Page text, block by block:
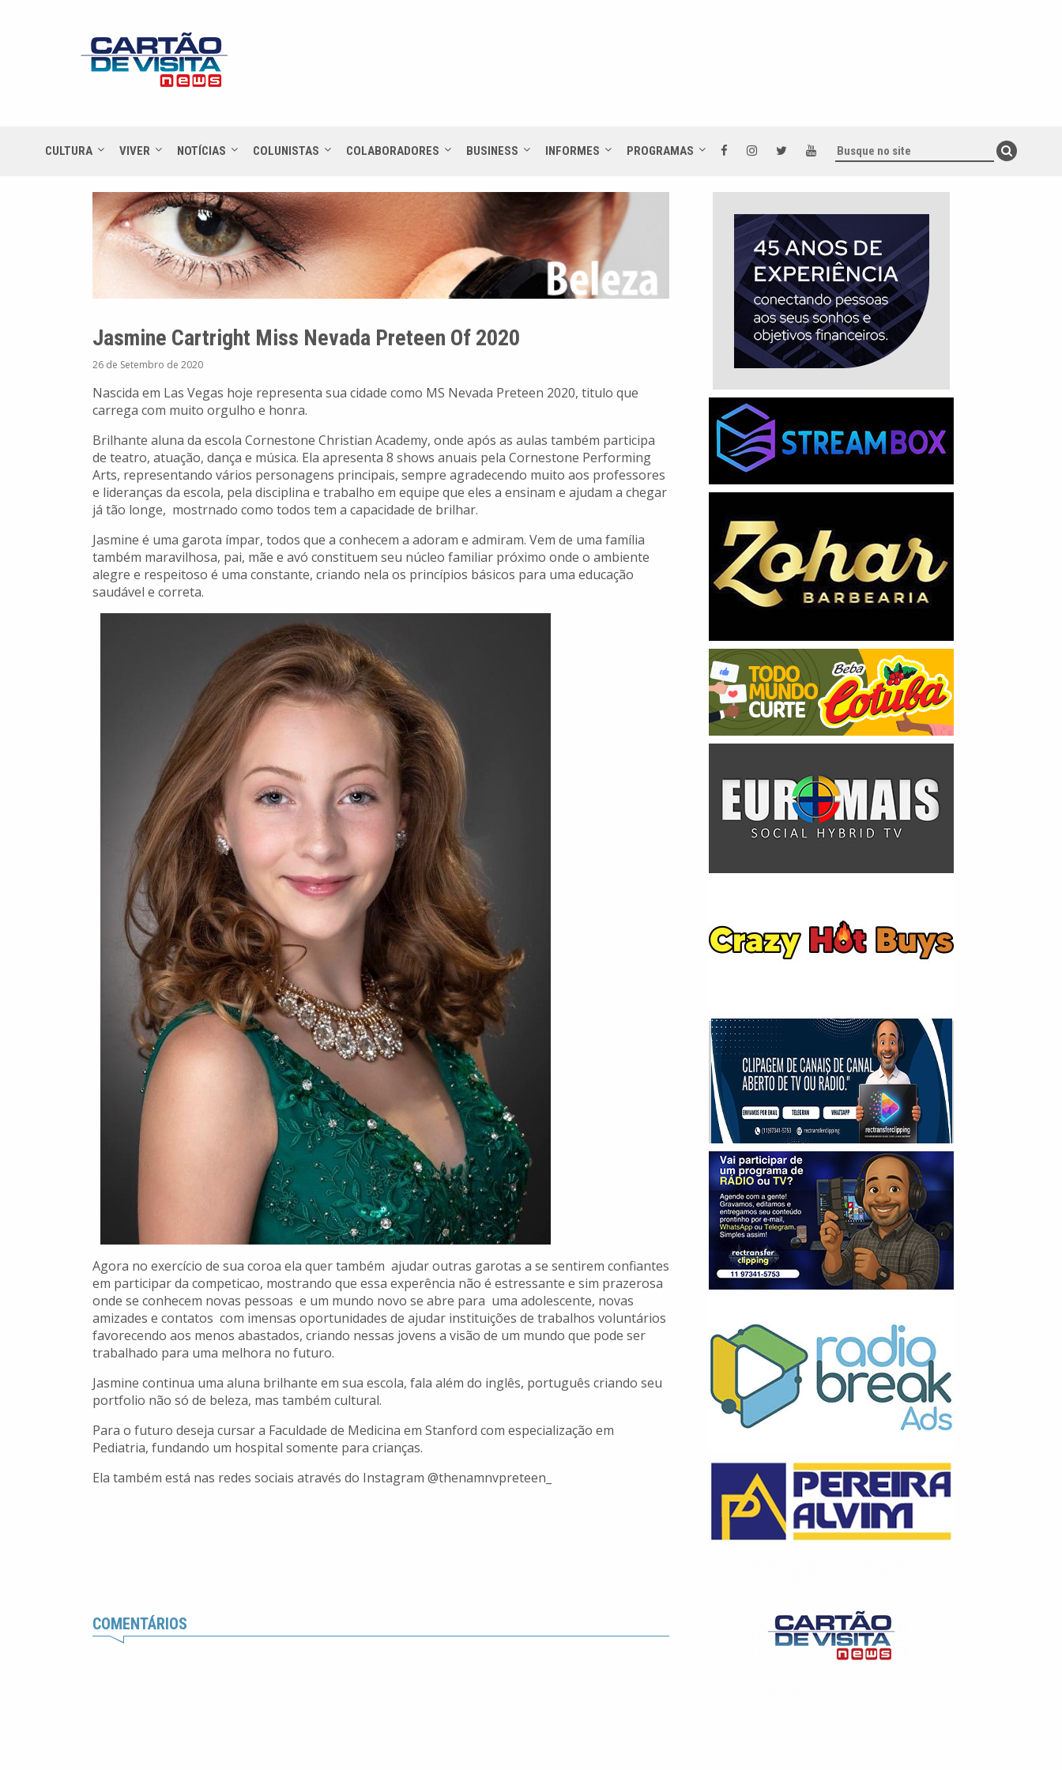
CULTURA VIVER NOTÍCIAS COLUNISTAS COLABORADORES BUSINESS INFORMES PROGRAMAS
Jasmine Cartright Miss Nevada Preteen Of 2020
26 de Setembro de 2020
Nascida em Las Vegas hoje representa sua cidade como MS Nevada Preteen 2020, titulo que
carrega com muito orgulho e honra.
Brilhante aluna da escola Cornestone Christian Academy, onde após as aulas também participa
de teatro, atuação, dança e música. Ela apresenta 8 shows anuais pela Cornestone Performing
Arts, representando vários personagens principais, sempre agradecendo muito aos professores
e lideranças da escola, pela disciplina e trabalho em equipe que eles a ensinam e ajudam a chegar
já tão longe, mostrnado como todos tem a capacidade de brilhar.
Jasmine é uma garota ímpar, todos que a conhecem a adoram e admiram. Vem de uma família
também maravilhosa, pai, mãe e avó constituem seu núcleo familiar próximo onde o ambiente
alegre e respeitoso é uma constante, criando nela os princípios básicos para uma educação
saudável e correta.
Agora no exercício de sua coroa ela quer também ajudar outras garotas a se sentirem confiantes
em participar da competicao, mostrando que essa experência não é estressante e sim prazerosa
onde se conhecem novas pessoas e um mundo novo se abre para uma adolescente, novas
amizades e contatos com imensas oportunidades de ajudar instituições de trabalhos voluntários
favorecendo aos menos abastados, criando nessas jovens a visão de um mundo que pode ser
trabalhado para uma melhora no futuro.
Jasmine continua uma aluna brilhante em sua escola, fala além do inglês, português criando seu
portfolio não só de beleza, mas também cultural.
Para o futuro deseja cursar a Faculdade de Medicina em Stanford com especialização em
Pediatria, fundando um hospital somente para crianças.
Ela também está nas redes sociais através do Instagram @thenamnvpreteen_
COMENTÁRIOS